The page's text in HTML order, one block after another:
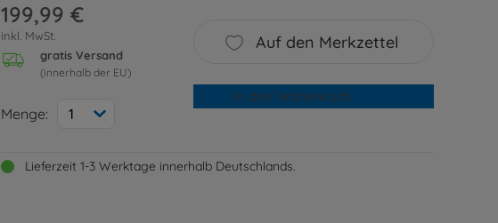
199,99 €
inkl. MwSt.
gratis Versand
(innerhalb der EU)
Menge: 1
Auf den Merkzettel
In den Warenkorb
Lieferzeit 1-3 Werktage innerhalb Deutschlands.